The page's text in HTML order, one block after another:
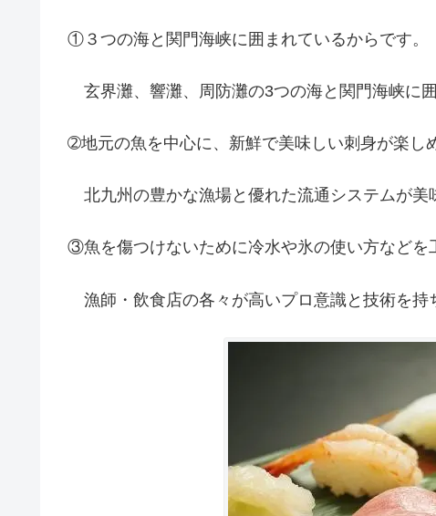
①３つの海と関門海峡に囲まれているからです。
玄界灘、響灘、周防灘の3つの海と関門海峡に
➁地元の魚を中心に、新鮮で美味しい刺身が楽し
北九州の豊かな漁場と優れた流通システムが美
③魚を傷つけないために冷水や氷の使い方などを
漁師・飲食店の各々が高いプロ意識と技術を持